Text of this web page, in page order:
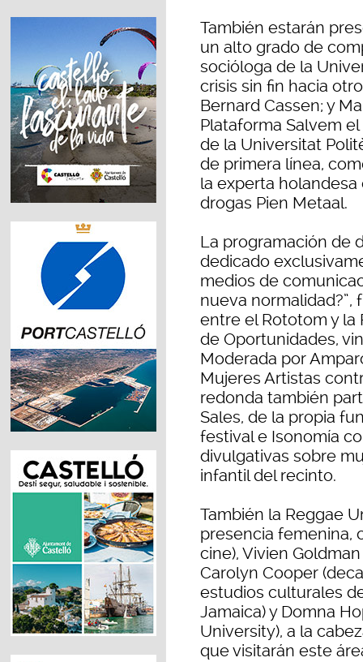
También estarán
un alto grado de
socióloga de la
crisis sin fin hacia
Bernard Cassen; y
Plataforma Salvem
de la Universitat
de primera línea,
la experta
drogas Pien Metaal.
La programación de
dedicado
medios de
nueva
entre el Rototom y la
de Oportunidades,
Moderada por
Mujeres Artistas
redonda también
Sales, de la propia
festival e Isonomía
divulgativas sobre
infantil del recinto.
También la Reggae
presencia femenina,
cine), Vivien
Carolyn Cooper
estudios culturales
Jamaica) y Domna
University), a la
que visitarán este